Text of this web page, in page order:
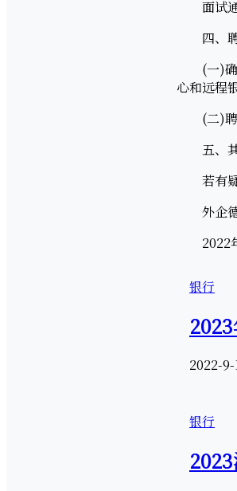
面试通
四、
(一)确
心和远程
(二)聘
五、
若有疑
外企德
2022
银行
2022-9-
银行